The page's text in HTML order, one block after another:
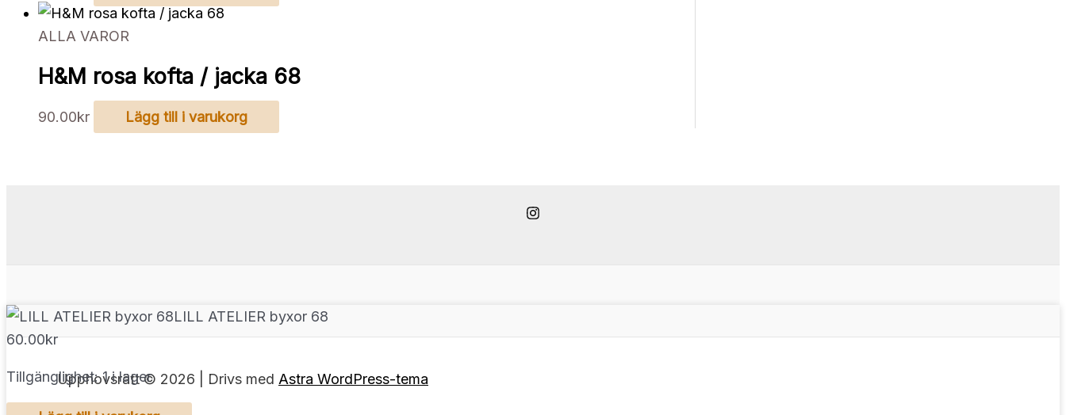
ALLA VAROR
H&M rosa kofta / jacka 68
90.00kr Lägg till i varukorg
Upphovsrätt © 2026 | Drivs med Astra WordPress-tema
LILL ATELIER byxor 68
60.00kr
Tillgänglighet: 1 i lager